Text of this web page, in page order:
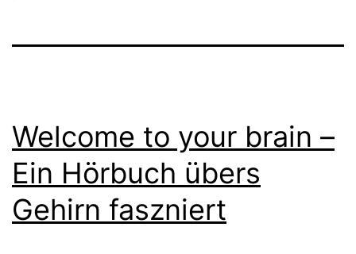
Welcome to your brain –
Ein Hörbuch übers
Gehirn faszniert